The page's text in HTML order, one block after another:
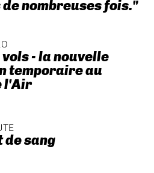
nombreuses fois."
- la nouvelle
temporaire au
l'Air
de sang